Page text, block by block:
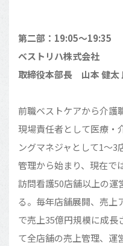
第二部：19:05〜19:35
ベストリハ株式会社
取締役本部長 山本 健太
前職ベストケアから介護
現場責任者として医療・
ングマネジャとして1～
管理から始まり、現在で
訪問看護50店舗以上の運
る。毎年店舗展開、売上
で売上35億円規模に成長
て全店舗の売上管理、運